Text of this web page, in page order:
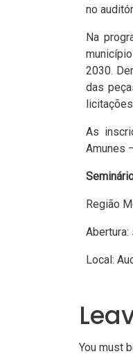
no
Na
2030.
das
As
Amunes
Região
Local:
You must